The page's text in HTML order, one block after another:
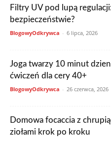
Filtry UV pod lupą
bezpieczeństwie?
BlogowyOdkrywca - 6 lipca, 2026
Joga twarzy 10 minut
ćwiczeń dla cery 40+
BlogowyOdkrywca - 26 czerwca, 2026
Domowa focaccia z
ziołami krok po kroku